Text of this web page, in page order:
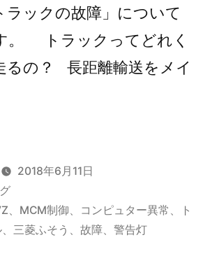
ラックの故障」について
。 トラックってどれく
るの？ 長距離輸送をメイ
2018年6月11日
MCM制御 コンピュター異常
ト
三菱ふそう 故障 警告灯